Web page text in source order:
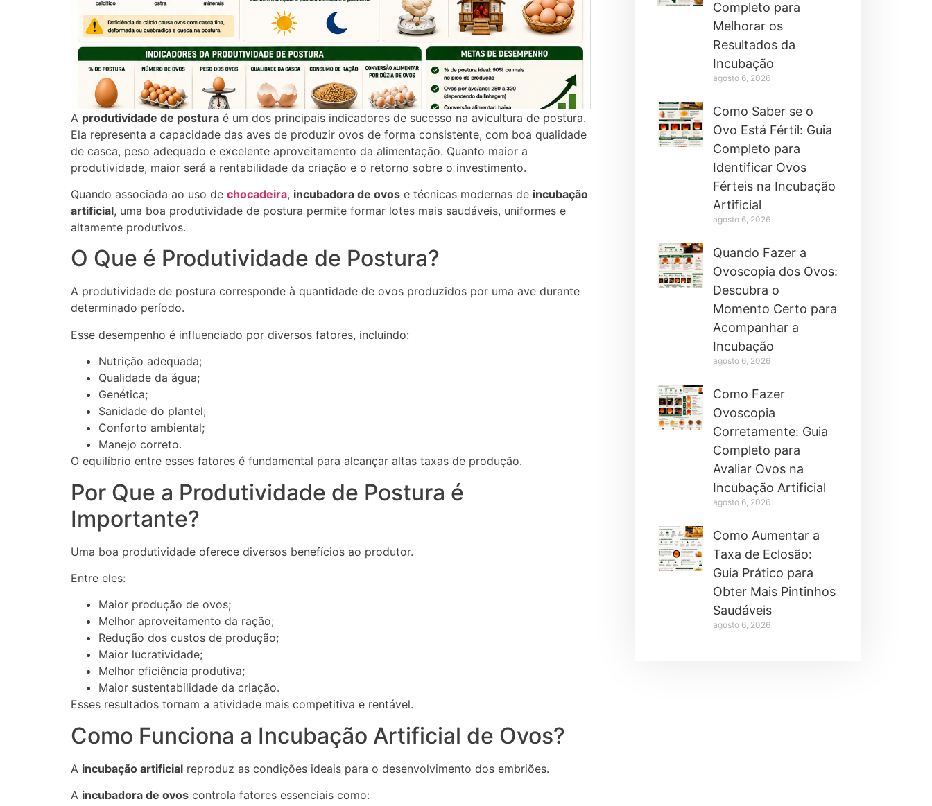
A produtividade de postura é um dos principais indicadores de sucesso na avicultura de postura.
Ela representa a capacidade das aves de produzir ovos de forma consistente, com boa qualidade
de casca, peso adequado e excelente aproveitamento da alimentação. Quanto maior a
produtividade, maior será a rentabilidade da criação e o retorno sobre o investimento.
Quando associada ao uso de chocadeira, incubadora de ovos e técnicas modernas de incubação
artificial, uma boa produtividade de postura permite formar lotes mais saudáveis, uniformes e
altamente produtivos.
O Que é Produtividade de Postura?
A produtividade de postura corresponde à quantidade de ovos produzidos por uma ave durante
determinado período.
Esse desempenho é influenciado por diversos fatores, incluindo:
Nutrição adequada;
Qualidade da água;
Genética;
Sanidade do plantel;
Conforto ambiental;
Manejo correto.
O equilíbrio entre esses fatores é fundamental para alcançar altas taxas de produção.
Por Que a Produtividade de Postura é
Importante?
Uma boa produtividade oferece diversos benefícios ao produtor.
Entre eles:
Maior produção de ovos;
Melhor aproveitamento da ração;
Redução dos custos de produção;
Maior lucratividade;
Melhor eficiência produtiva;
Maior sustentabilidade da criação.
Esses resultados tornam a atividade mais competitiva e rentável.
Como Funciona a Incubação Artificial de Ovos?
A incubação artificial reproduz as condições ideais para o desenvolvimento dos embriões.
A incubadora de ovos controla fatores essenciais como:
Completo para
Melhorar os
Resultados da
Incubação
agosto 6, 2026
Como Saber se o
Ovo Está Fértil: Guia
Completo para
Identificar Ovos
Férteis na Incubação
Artificial
agosto 6, 2026
Quando Fazer a
Ovoscopia dos Ovos:
Descubra o
Momento Certo para
Acompanhar a
Incubação
agosto 6, 2026
Como Fazer
Ovoscopia
Corretamente: Guia
Completo para
Avaliar Ovos na
Incubação Artificial
agosto 6, 2026
Como Aumentar a
Taxa de Eclosão:
Guia Prático para
Obter Mais Pintinhos
Saudáveis
agosto 6, 2026